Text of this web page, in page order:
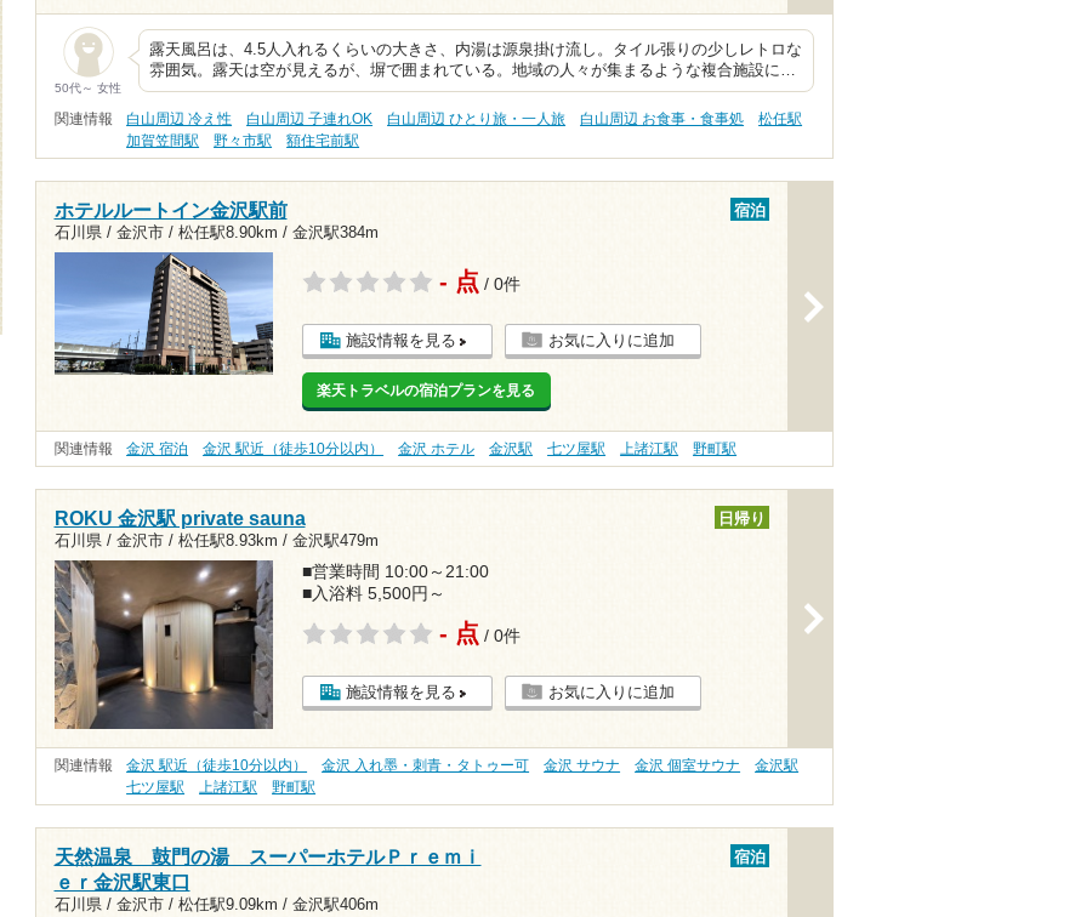
50代～ 女性
露天風呂は、4.5人入れるくらいの大きさ、内湯は源泉掛け流し。タイル張りの少しレトロな
雰囲気。露天は空が見えるが、塀で囲まれている。地域の人々が集まるような複合施設に…
関連情報 白山周辺 冷え性 白山周辺 子連れOK 白山周辺 ひとり旅・一人旅 白山周辺 お食事・食事処
松任駅
加賀笠間駅
野々市駅 額住宅前駅
ホテルルートイン金沢駅前
石川県 / 金沢市 / 松任駅8.90km / 金沢駅384m
宿泊
- 点 / 0件
施設情報を見る お気に入りに追加
楽天トラベルの宿泊プランを見る
関連情報 金沢 宿泊 金沢 駅近（徒歩10分以内） 金沢 ホテル 金沢駅 七ツ屋駅 上諸江駅 野町駅
ROKU 金沢駅 private sauna
石川県 / 金沢市 / 松任駅8.93km / 金沢駅479m
日帰り
■営業時間 10:00～21:00
■入浴料 5,500円～
- 点 / 0件
施設情報を見る お気に入りに追加
関連情報 金沢 駅近（徒歩10分以内） 金沢 入れ墨・刺青・タトゥー可 金沢 サウナ 金沢 個室サウナ
金沢駅
七ツ屋駅
上諸江駅 野町駅
天然温泉 鼓門の湯 スーパーホテルＰｒｅｍｉ
ｅｒ金沢駅東口
石川県 / 金沢市 / 松任駅9.09km / 金沢駅406m
宿泊